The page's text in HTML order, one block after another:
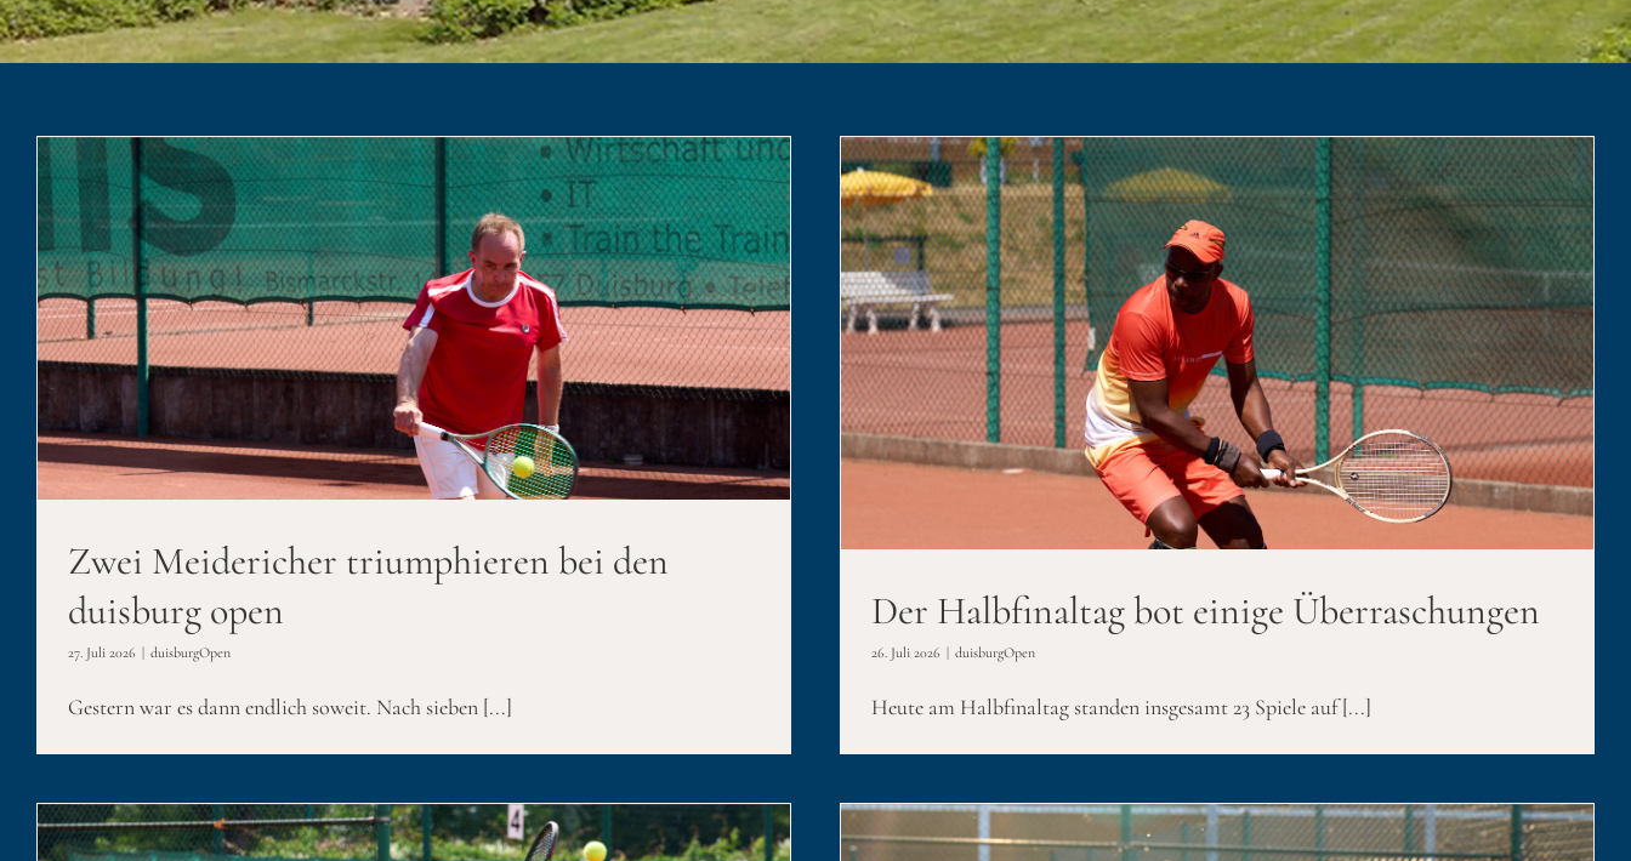
Zwei Meidericher triumphieren bei den
duisburg open
27. Juli 2026 duisburgOpen
Gestern war es dann endlich soweit. Nach sieben [...]
Der Halbfinaltag bot einige Überraschungen
duisburgOpen
Der Halbfinaltag bot einige Überraschungen
26. Juli 2026 duisburgOpen
Heute am Halbfinaltag standen insgesamt 23 Spiele auf [...]